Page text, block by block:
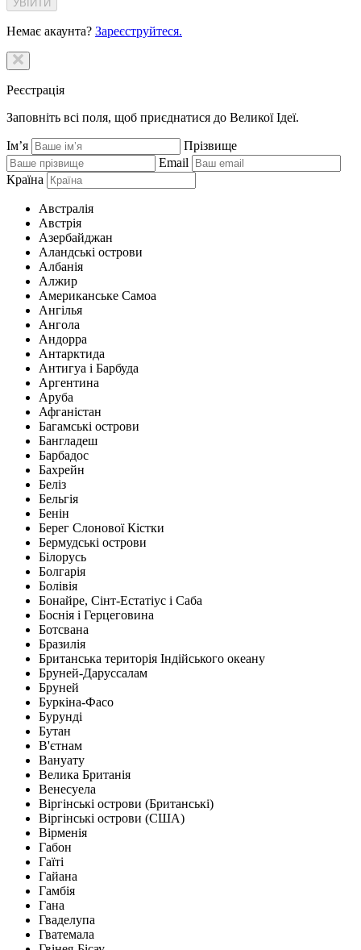
Немає акаунта? Зареєструйтеся.
Реєстрація
Заповніть всі поля, щоб приєднатися до Великої Ідеї.
Ім’я
Прізвище
Email
Країна
Австралія
Австрія
Азербайджан
Аландські острови
Албанія
Алжир
Американське Самоа
Ангілья
Ангола
Андорра
Антарктида
Антигуа і Барбуда
Аргентина
Аруба
Афганістан
Багамські острови
Бангладеш
Барбадос
Бахрейн
Беліз
Бельгія
Бенін
Берег Слонової Кістки
Бермудські острови
Білорусь
Болгарія
Болівія
Бонайре, Сінт-Естатіус і Саба
Боснія і Герцеговина
Ботсвана
Бразилія
Британська територія Індійського океану
Бруней-Даруссалам
Бруней
Буркіна-Фасо
Бурунді
Бутан
В'єтнам
Вануату
Велика Британія
Венесуела
Віргінські острови (Британські)
Віргінські острови (США)
Вірменія
Габон
Гаїті
Гайана
Гамбія
Гана
Гваделупа
Гватемала